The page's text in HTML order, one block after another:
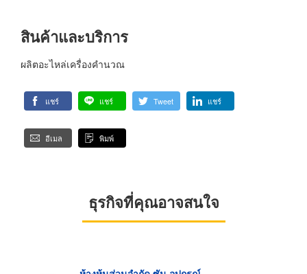
สินค้าและบริการ
ผลิตอะไหล่เครื่องคำนวณ
แชร์ แชร์ Tweet แชร์
อีเมล พิมพ์
ธุรกิจที่คุณอาจสนใจ